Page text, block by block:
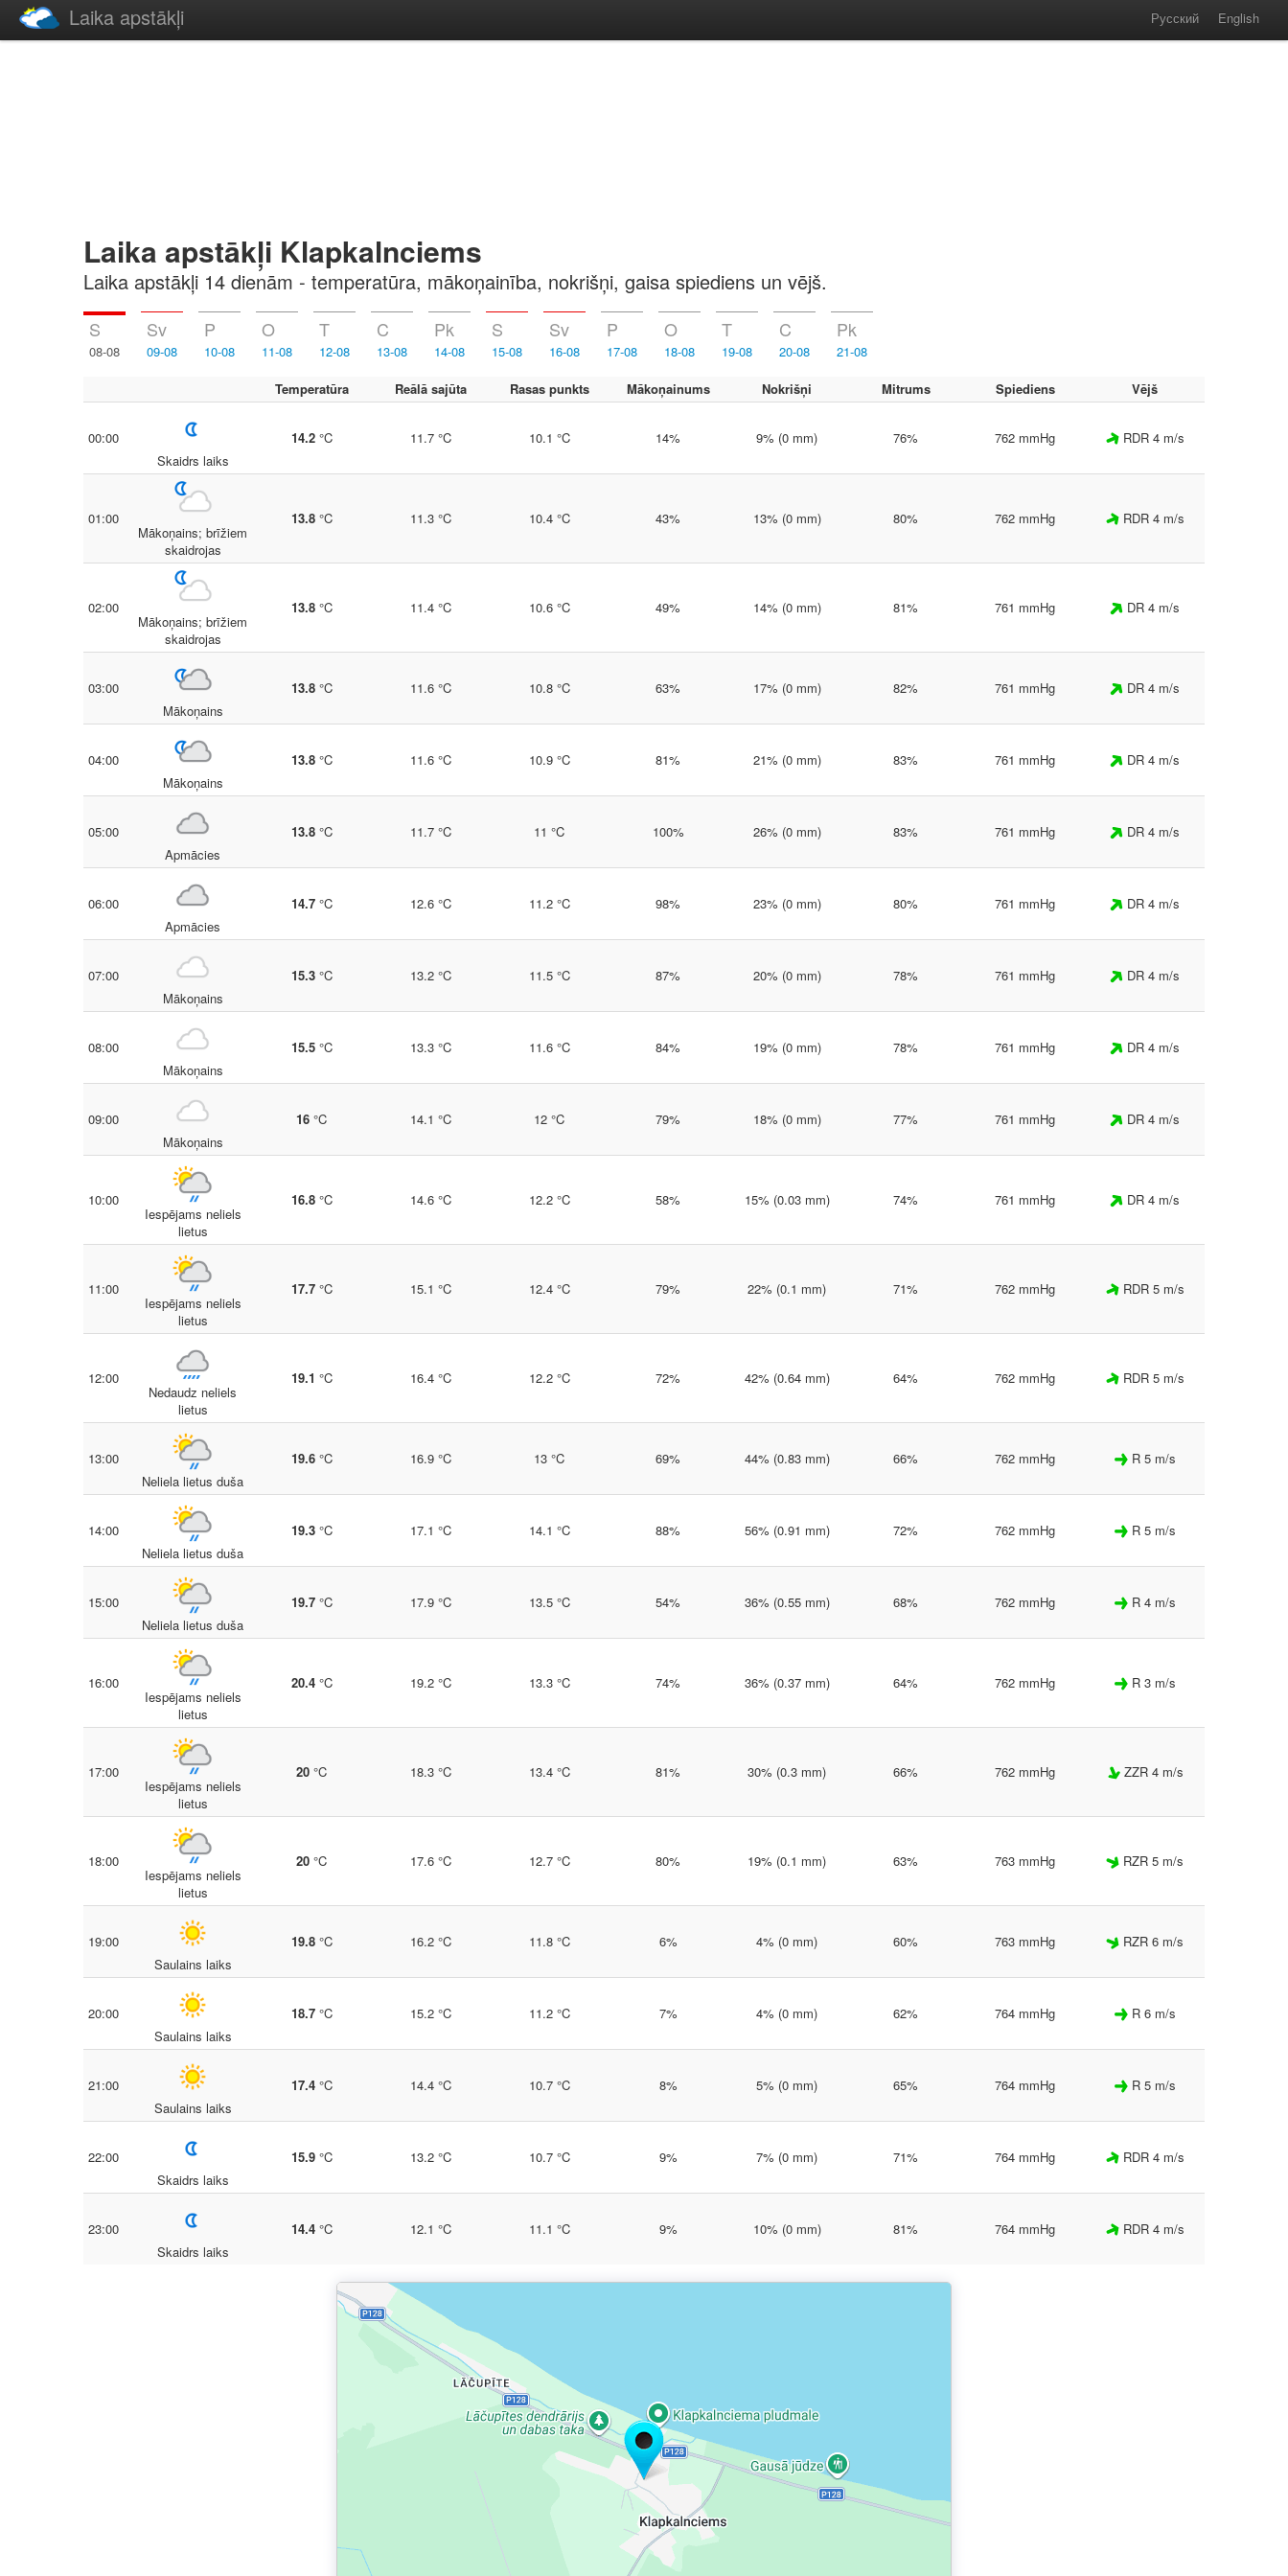
Laika apstākļi Русский English
Laika apstākļi Klapkalnciems
Laika apstākļi 14 dienām - temperatūra, mākoņainība, nokrišņi, gaisa spiediens un vējš.
S
08-08
Sv
09-08
P
10-08
O
11-08
T
12-08
C
13-08
Pk
14-08
S
15-08
Sv
16-08
P
17-08
O
18-08
T
19-08
C
20-08
Pk
21-08
Temperatūra Reālā sajūta Rasas punkts Mākoņainums Nokrišņi Mitrums Spiediens Vējš
00:00
Skaidrs laiks
14.2°C 11.7 °C 10.1 °C 14% 9% (0 mm) 76% 762 mmHg RDR 4 m/s
01:00
Mākoņains; brīžiem
skaidrojas
13.8°C 11.3 °C 10.4 °C 43% 13% (0 mm) 80% 762 mmHg RDR 4 m/s
02:00
Mākoņains; brīžiem
skaidrojas
13.8°C 11.4 °C 10.6 °C 49% 14% (0 mm) 81% 761 mmHg DR 4 m/s
03:00
Mākoņains
13.8°C 11.6 °C 10.8 °C 63% 17% (0 mm) 82% 761 mmHg DR 4 m/s
04:00
Mākoņains
13.8°C 11.6 °C 10.9 °C 81% 21% (0 mm) 83% 761 mmHg DR 4 m/s
05:00
Apmācies
13.8°C 11.7 °C 11 °C 100% 26% (0 mm) 83% 761 mmHg DR 4 m/s
06:00
Apmācies
14.7°C 12.6 °C 11.2 °C 98% 23% (0 mm) 80% 761 mmHg DR 4 m/s
07:00
Mākoņains
15.3°C 13.2 °C 11.5 °C 87% 20% (0 mm) 78% 761 mmHg DR 4 m/s
08:00
Mākoņains
15.5°C 13.3 °C 11.6 °C 84% 19% (0 mm) 78% 761 mmHg DR 4 m/s
09:00
Mākoņains
16 °C 14.1 °C 12 °C 79% 18% (0 mm) 77% 761 mmHg DR 4 m/s
10:00
Iespējams neliels
lietus
16.8°C 14.6 °C 12.2 °C 58% 15% (0.03 mm) 74% 761 mmHg DR 4 m/s
11:00
Iespējams neliels
lietus
17.7°C 15.1 °C 12.4 °C 79% 22% (0.1 mm) 71% 762 mmHg RDR 5 m/s
12:00
Nedaudz neliels
lietus
19.1 °C 16.4 °C 12.2 °C 72% 42% (0.64 mm) 64% 762 mmHg RDR 5 m/s
13:00
Neliela lietus duša
19.6°C 16.9 °C 13 °C 69% 44% (0.83 mm) 66% 762 mmHg R 5 m/s
14:00
Neliela lietus duša
19.3°C 17.1 °C 14.1 °C 88% 56% (0.91 mm) 72% 762 mmHg R 5 m/s
15:00
Neliela lietus duša
19.7°C 17.9 °C 13.5 °C 54% 36% (0.55 mm) 68% 762 mmHg R 4 m/s
16:00
Iespējams neliels
lietus
20.4°C 19.2 °C 13.3 °C 74% 36% (0.37 mm) 64% 762 mmHg R 3 m/s
17:00
Iespējams neliels
lietus
20 °C 18.3 °C 13.4 °C 81% 30% (0.3 mm) 66% 762 mmHg ZZR 4 m/s
18:00
Iespējams neliels
lietus
20 °C 17.6 °C 12.7 °C 80% 19% (0.1 mm) 63% 763 mmHg RZR 5 m/s
19:00
Saulains laiks
19.8°C 16.2 °C 11.8 °C 6% 4% (0 mm) 60% 763 mmHg RZR 6 m/s
20:00
Saulains laiks
18.7°C 15.2 °C 11.2 °C 7% 4% (0 mm) 62% 764 mmHg R 6 m/s
21:00
Saulains laiks
17.4°C 14.4 °C 10.7 °C 8% 5% (0 mm) 65% 764 mmHg R 5 m/s
22:00
Skaidrs laiks
15.9°C 13.2 °C 10.7 °C 9% 7% (0 mm) 71% 764 mmHg RDR 4 m/s
23:00
Skaidrs laiks
14.4°C 12.1 °C 11.1 °C 9% 10% (0 mm) 81% 764 mmHg RDR 4 m/s